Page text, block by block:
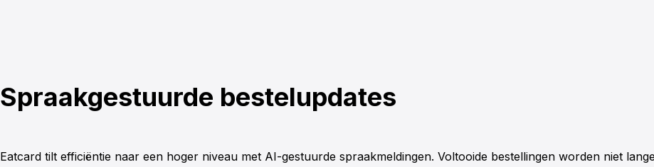
Spraakgestuurde bestelupdates
Eatcard tilt efficiëntie naar een hoger niveau met AI-gestuurde spraakmeldingen. Voltooide bestellingen worden niet